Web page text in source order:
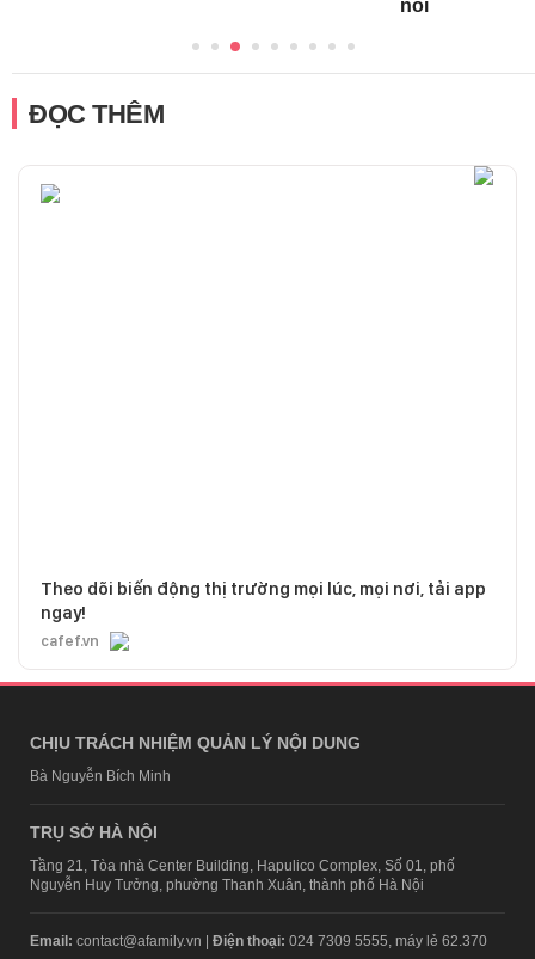
nổi
ĐỌC THÊM
Theo dõi biến động thị trường mọi lúc, mọi nơi, tải app
ngay!
cafef.vn
CHỊU TRÁCH NHIỆM QUẢN LÝ NỘI DUNG
Bà Nguyễn Bích Minh
TRỤ SỞ HÀ NỘI
Tầng 21, Tòa nhà Center Building, Hapulico Complex, Số 01, phố
Nguyễn Huy Tưởng, phường Thanh Xuân, thành phố Hà Nội
Email: contact@afamily.vn | Điện thoại: 024 7309 5555, máy lẻ 62.370